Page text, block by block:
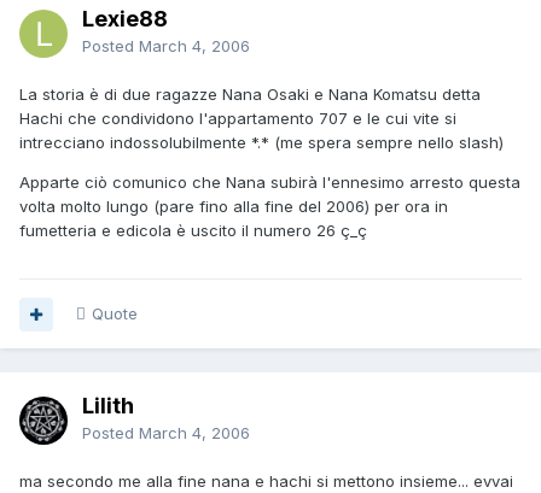
Lexie88
Posted March 4, 2006
La storia è di due ragazze Nana Osaki e Nana Komatsu detta
Hachi che condividono l'appartamento 707 e le cui vite si
intrecciano indossolubilmente *.* (me spera sempre nello slash)
Apparte ciò comunico che Nana subirà l'ennesimo arresto questa
volta molto lungo (pare fino alla fine del 2006) per ora in
fumetteria e edicola è uscito il numero 26 ç_ç
Quote
Lilith
Posted March 4, 2006
ma secondo me alla fine nana e hachi si mettono insieme... evvai